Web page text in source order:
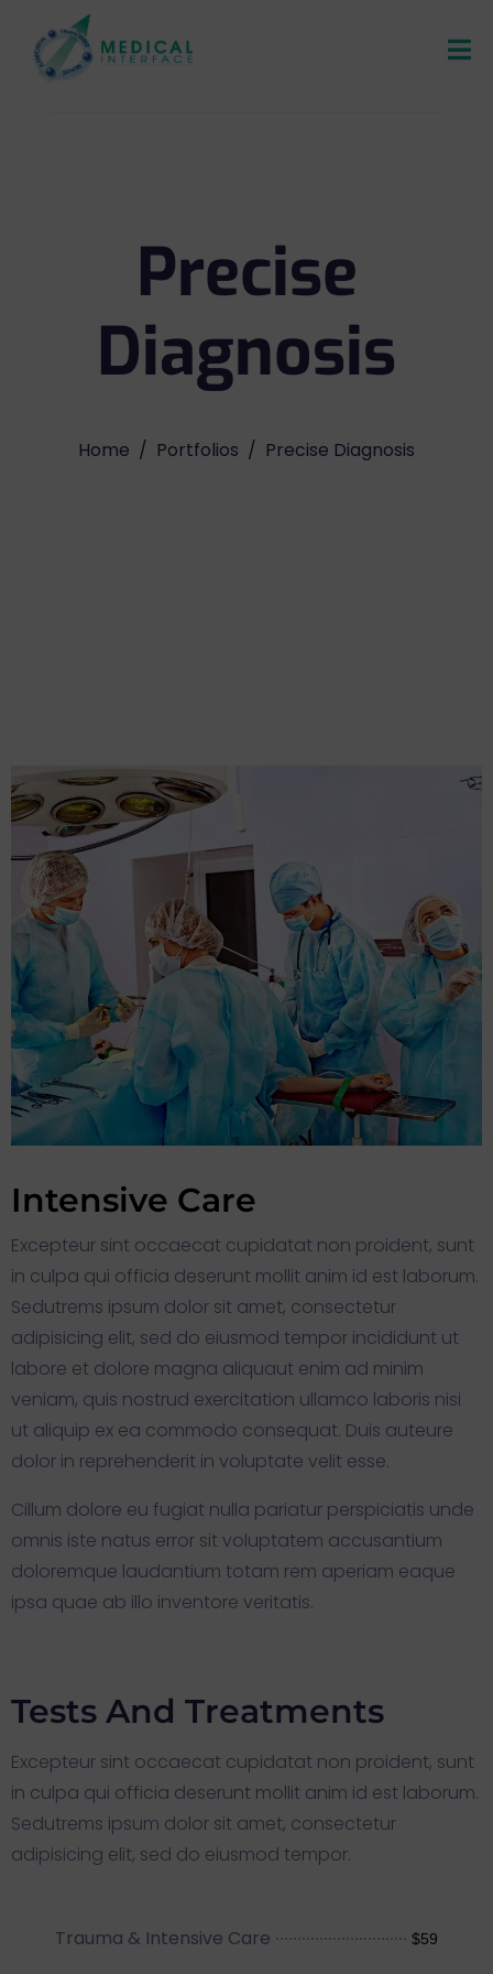
Precise
Diagnosis
Home Portfolios Precise Diagnosis
Intensive Care
Excepteur sint occaecat cupidatat non proident, sunt
in culpa qui officia deserunt mollit anim id est laborum.
Sedutrems ipsum dolor sit amet, consectetur
adipisicing elit, sed do eiusmod tempor incididunt ut
labore et dolore magna aliquaut enim ad minim
veniam, quis nostrud exercitation ullamco laboris nisi
ut aliquip ex ea commodo consequat. Duis auteure
dolor in reprehenderit in voluptate velit esse.
Cillum dolore eu fugiat nulla pariatur perspiciatis unde
omnis iste natus error sit voluptatem accusantium
doloremque laudantium totam rem aperiam eaque
ipsa quae ab illo inventore veritatis.
Tests And Treatments
Excepteur sint occaecat cupidatat non proident, sunt
in culpa qui officia deserunt mollit anim id est laborum.
Sedutrems ipsum dolor sit amet, consectetur
adipisicing elit, sed do eiusmod tempor.
Trauma & Intensive Care $59